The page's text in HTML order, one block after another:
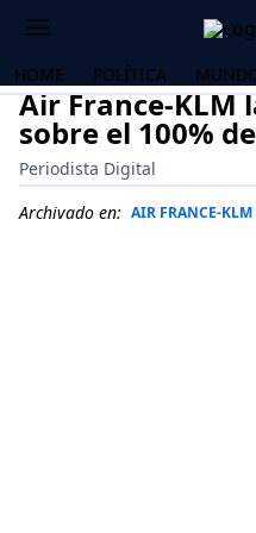
HOME POLÍTICA
Air France-KLM
sobre el 100%
Periodista Digital
Archivado en: AIR FRANCE-KLM